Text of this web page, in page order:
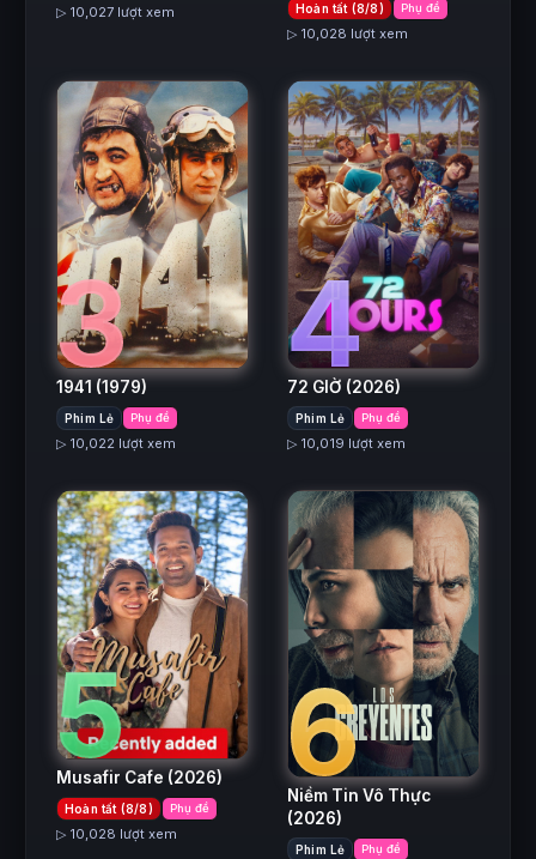
▷ 10,027 lượt xem Hoàn tất (8/8) Phụ đề
▷ 10,028 lượt xem
3
1941 (1979)
Phim Lẻ Phụ đề
▷ 10,022 lượt xem
4
72 GIỜ (2026)
Phim Lẻ Phụ đề
▷ 10,019 lượt xem
5
Musafir Cafe (2026)
Hoàn tất (8/8) Phụ đề
▷ 10,028 lượt xem
6
Niềm Tin Vô Thực
(2026)
Phim Lẻ Phụ đề